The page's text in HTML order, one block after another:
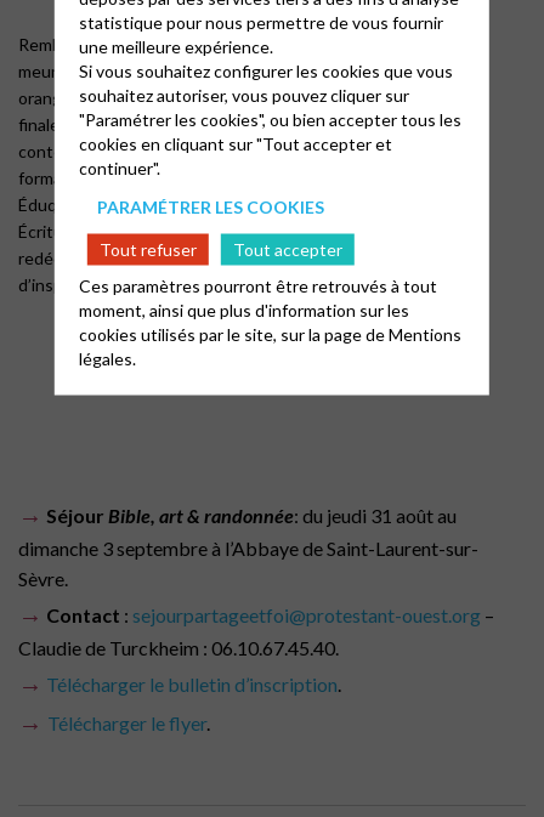
Rembrandt est calviniste, huitième enfant d’une famille de
meuniers. Il tentera de se rapprocher des cercles de pouvoir
orangistes et deviendra même très riche, mais sombrera
finalement dans la misère. Contrairement à beaucoup de ses
contemporains qui font le Grand Tour en Italie lors de leur
formation, Rembrandt ne quittera jamais les Provinces-Unies.
Éduqué dans la foi protestante, il connaît du fond du cœur les
Écritures, longuement méditées dans son enfance. La Bible
redécouverte par la Réforme est pour lui un grand livre
d’inspiration artistique.
→ Séjour Bible, art & randonnée: du jeudi 31 août au
dimanche 3 septembre à l’Abbaye de Saint-Laurent-sur-
Sèvre.
→ Contact : sejourpartageetfoi@protestant-ouest.org –
Claudie de Turckheim : 06.10.67.45.40.
→ Télécharger le bulletin d’inscription.
→ Télécharger le flyer.
statistique pour nous permettre de vous fournir
une meilleure expérience.
Si vous souhaitez configurer les cookies que vous
souhaitez autoriser, vous pouvez cliquer sur
"Paramétrer les cookies", ou bien accepter tous les
cookies en cliquant sur "Tout accepter et
continuer".
PARAMÉTRER LES COOKIES
Tout refuser
Tout accepter
Ces paramètres pourront être retrouvés à tout
moment, ainsi que plus d'information sur les
cookies utilisés par le site, sur la page deMentions
légales.